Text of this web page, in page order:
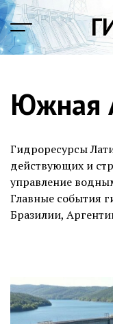
Перейти
к
содержимому
Южная
Гидроресурсы
действующих и
управление
Главные события
Бразилии,